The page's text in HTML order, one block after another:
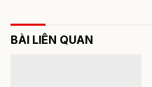
BÀI LIÊN QUAN